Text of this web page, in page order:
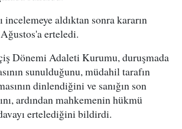
incelemeye aldıktan sonra kararın
Ağustos'a erteledi.
Dönemi Adaleti Kurumu, duruşmada
sunulduğunu, müdahil tarafın
dinlendiğini ve sanığın son
ardından mahkemenin hükmü
ertelediğini bildirdi.